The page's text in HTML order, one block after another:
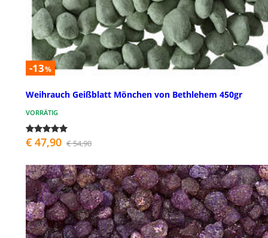
-13%
Weihrauch Geißblatt Mönchen von Bethlehem 450gr
VORRÄTIG
€ 47,90 € 54,90